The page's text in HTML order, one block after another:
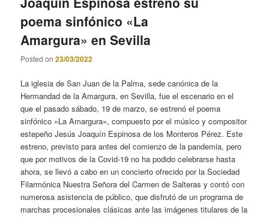
poema sinfónico «La
Amargura» en Sevilla
Posted on23/03/2022
La iglesia de San Juan de la Palma, sede canónica de la
Hermandad de la Amargura, en Sevilla, fue el escenario en el
que el pasado sábado, 19 de marzo, se estrenó el poema
sinfónico «La Amargura», compuesto por el músico y compositor
estepeño Jesús Joaquín Espinosa de los Monteros Pérez. Este
estreno, previsto para antes del comienzo de la pandemia, pero
que por motivos de la Covid-19 no ha podido celebrarse hasta
ahora, se llevó a cabo en un concierto ofrecido por la Sociedad
Filarmónica Nuestra Señora del Carmen de Salteras y contó con
numerosa asistencia de público, que disfrutó de un programa de
marchas procesionales clásicas ante las imágenes titulares de la